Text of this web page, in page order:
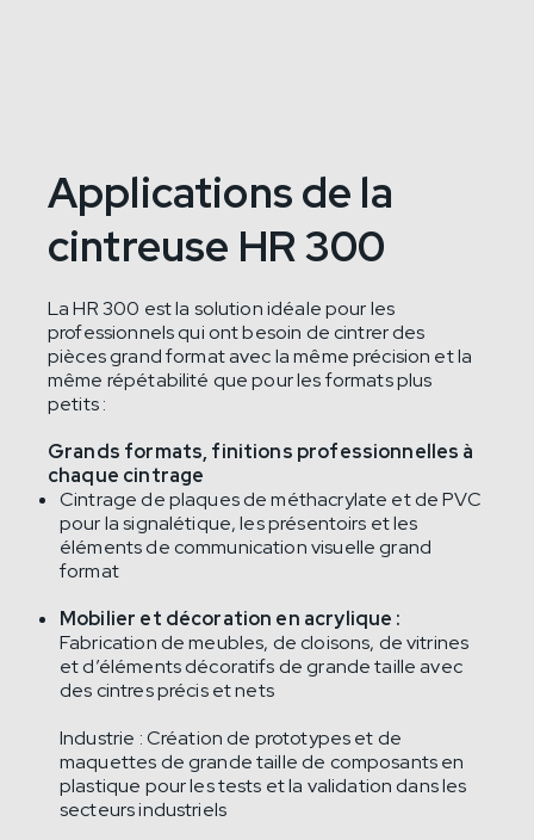
Applications de la
cintreuse HR 300
La HR 300 est la solution idéale pour les
professionnels qui ont besoin de cintrer des
pièces grand format avec la même précision et la
même répétabilité que pour les formats plus
petits :
Grands formats, finitions professionnelles à
chaque cintrage
Cintrage de plaques de méthacrylate et de PVC
pour la signalétique, les présentoirs et les
éléments de communication visuelle grand
format
Mobilier et décoration en acrylique :
Fabrication de meubles, de cloisons, de vitrines
et d’éléments décoratifs de grande taille avec
des cintres précis et nets
Industrie : Création de prototypes et de
maquettes de grande taille de composants en
plastique pour les tests et la validation dans les
secteurs industriels